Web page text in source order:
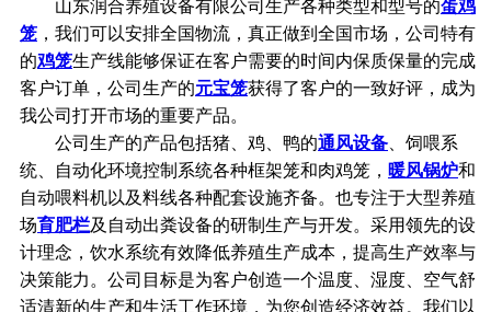
山东润合养殖设备有限公司生产各种类型和型号的蛋鸡
笼 ，我们可以安排全国物流，真正做到全国市场，公司特有
的鸡笼生产线能够保证在客户需要的时间内保质保量的完成
客户订单，公司生产的元宝笼获得了客户的一致好评，成为
我公司打开市场的重要产品。
公司生产的产品包括猪、鸡、鸭的通风设备、饲喂系
统、自动化环境控制系统各种框架笼和肉鸡笼， 暖风锅炉和
自动喂料机以及料线各种配套设施齐备。也专注于大型养殖
场育肥栏及自动出粪设备的研制生产与开发。采用领先的设
计理念，饮水系统有效降低养殖生产成本，提高生产效率与
决策能力。公司目标是为客户创造一个温度、湿度、空气舒
适清新的生产和生活工作环境，为您创造经济效益。我们以